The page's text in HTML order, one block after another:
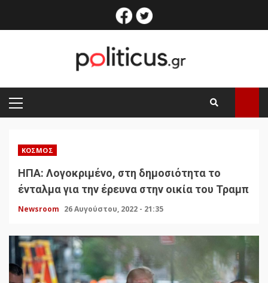
facebook
PRIMARY
MENU
ΚΌΣΜΟΣ
ΗΠΑ: Λογοκριμένο, στη δημοσιότητα το
ένταλμα για την έρευνα στην οικία του Τραμπ
Newsroom 26 Αυγούστου, 2022 - 21:35